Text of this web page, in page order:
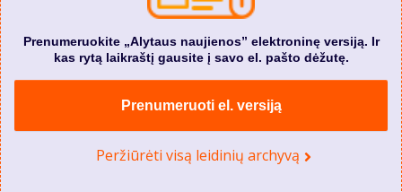
Prenumeruokite „Alytaus naujienos” elektroninę versiją. Ir
kas rytą laikraštį gausite į savo el. pašto dėžutę.
Prenumeruoti el. versiją
Peržiūrėti visą leidinių archyvą